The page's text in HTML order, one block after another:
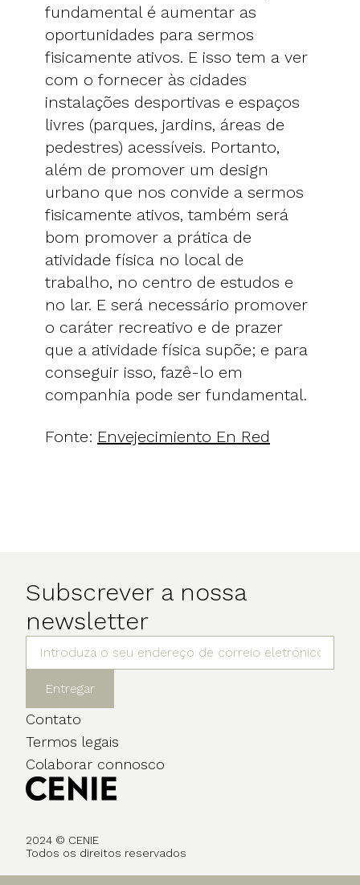
fundamental é aumentar as
oportunidades para sermos
fisicamente ativos. E isso tem a ver
com o fornecer às cidades
instalações desportivas e espaços
livres (parques, jardins, áreas de
pedestres) acessíveis. Portanto,
além de promover um design
urbano que nos convide a sermos
fisicamente ativos, também será
bom promover a prática de
atividade física no local de
trabalho, no centro de estudos e
no lar. E será necessário promover
o caráter recreativo e de prazer
que a atividade física supõe; e para
conseguir isso, fazê-lo em
companhia pode ser fundamental.
Fonte: Envejecimiento En Red
Subscrever a nossa
newsletter
Entregar
Contato
Termos legais
Colaborar connosco
2024 © CENIE
Todos os direitos reservados